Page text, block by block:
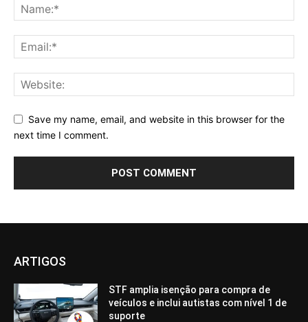
Save my name, email, and website in this browser for the
next time I comment.
ARTIGOS
STF amplia isenção para compra de
veículos e inclui autistas com nível 1 de
suporte